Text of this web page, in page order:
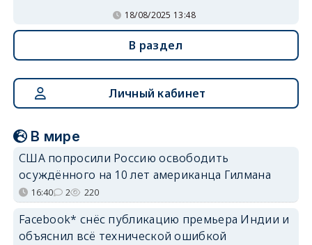
18/08/2025 13:48
В раздел
Личный кабинет
В мире
США попросили Россию освободить
осуждённого на 10 лет американца Гилмана
16:40 2 220
Facebook* снёс публикацию премьера Индии и
объяснил всё технической ошибкой